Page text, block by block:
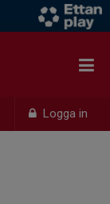
Logga in